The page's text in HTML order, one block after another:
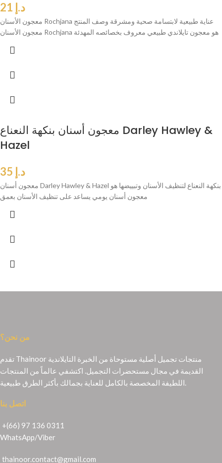
د.إ
معجون الأسنان Rochjana عناية طبيعية لابتسامة صحية ومشرقة وصف المنتج
معجون الأسنان Rochjana هو معجون تايلاندي طبيعي معروف بخصائصه المهدئة
معجون أسنان بنكهة النعناع Darley Hawley &
Hazel
د.إ
معجون أسنان Darley Hawley & Hazel بنكهة النعناع لتنظيف الأسنان وتبييضها هو
معجون أسنان يومي يساعد على تنظيف الأسنان بعمق
من نحن؟
تقدم Thainoor منتجات تجميل أصلية مستوحاة من الخبرة التايلاندية
القديمة في مجال مستحضرات التجميل. اكتشفي عالماً من المنتجات
اللطيفة المخصصة بالكامل للعناية بجمالك بأكثر الطرق طبيعية.
اتصل بنا
+(66) 97 136 0311
WhatsApp/Viber
thainoor.contact@gmail.com